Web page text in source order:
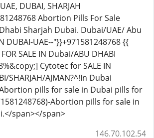
DUBAI, SHARJAH
Abortion Pills For Sale
Sharjah Dubai. Dubai/UAE/ Abu
DUBAI-UAE--"}}+971581248768 {{
SALE IN Dubai/ABU DHABI
Cytotec for SALE IN
SHARJAH/AJMAN?^!In Dubai
pills for sale in Dubai pills for
Abortion pills for sale in
span></span>
146.70.102.54